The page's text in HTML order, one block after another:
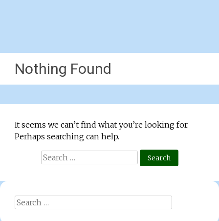
Nothing Found
It seems we can’t find what you’re looking for.
Perhaps searching can help.
Search
for:
Search